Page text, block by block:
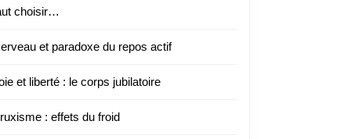
choisir…
et paradoxe du repos actif
et liberté : le corps jubilatoire
: effets du froid